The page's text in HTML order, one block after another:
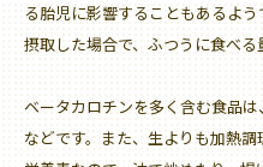
る胎児に影響することもあるよ
摂取した場合で、ふつうに食べる
ベータカロチンを多く含む食品
などです。また、生よりも加熱